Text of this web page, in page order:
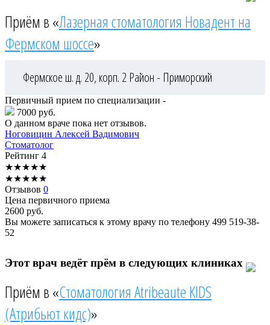
Приём в «Лазерная стоматология Новадент на
Фермском шоссе»
Фермское ш. д. 20, корп. 2 Район - Приморский
Первичный прием по специализации -
7000 руб.
О данном враче пока нет отзывов.
Ноговицин Алексей Вадимович
Стоматолог
Рейтинг 4
★★★★★
★★★★★
Отзывов 0
Цена первичного приема
2600 руб.
Вы можете записаться к этому врачу по телефону 499 519-38-
52
Этот врач ведёт прём в следующих клиниках
Приём в «Стоматология Atribeaute KIDS
(Атрибьют кидс)»